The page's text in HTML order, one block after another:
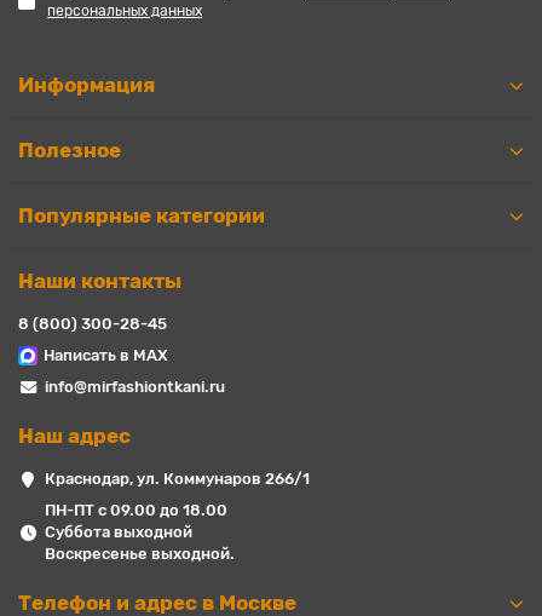
персональных данных
Информация
Полезное
Популярные категории
Наши контакты
8 (800) 300-28-45
Написать в MAX
info@mirfashiontkani.ru
Наш адрес
Краснодар, ул. Коммунаров 266/1
ПН-ПТ с 09.00 до 18.00
Суббота выходной
Воскресенье выходной.
Телефон и адрес в Москве